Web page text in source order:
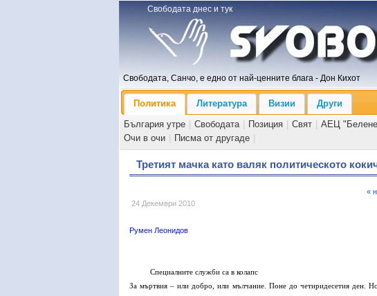
Свободата днес и тук
Свободата, Санчо, е едно от най-ценните блага - Дон Кихот
Политика Литература Визии
Други
България утре
Свободата Позиция Свят АЕЦ
Очи в очи
Писма от другаде
Третият мачка като валяк политическото
24 Декември 2010
«
Румен Леонидов
Специалните служби са в колапс
За мъртвия – или добро, или мълчание. Поне до четиридесетия ден.